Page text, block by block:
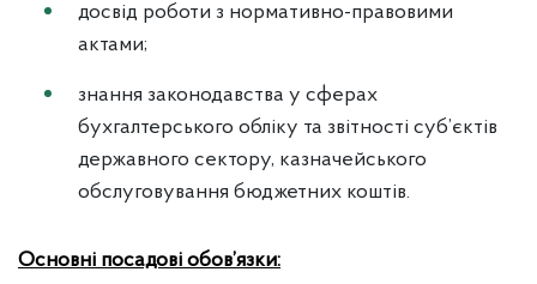
досвід роботи з нормативно-правовими
актами;
знання законодавства у сферах
бухгалтерського обліку та звітності суб’єктів
державного сектору, казначейського
обслуговування бюджетних коштів.
Основні посадові обов’язки: